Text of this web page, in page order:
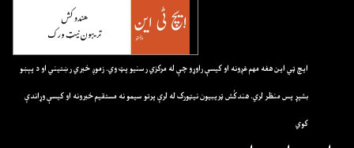
ايچ ټي اين هغه مهم غږونه او کيسې راوړو چې له مرکزي رسنيو پټ وي. زموږ خبري رښتيني او د پېښو
بشپړ پس منظر لري. هندکُش ټريبيون نيټورک له لرې پرتو سيمو نه مستقيم خبرونه او کيسې وړاندې
کوي